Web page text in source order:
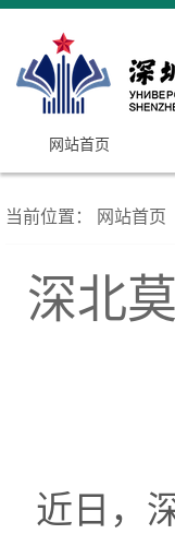
网站首页
当前位置： 网站首页
深北
近日，